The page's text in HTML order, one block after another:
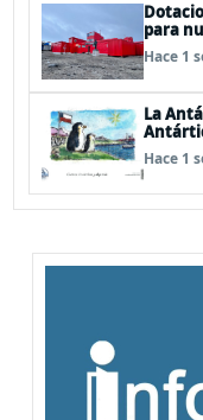
para
visita
Hace 1
La
Hace 1